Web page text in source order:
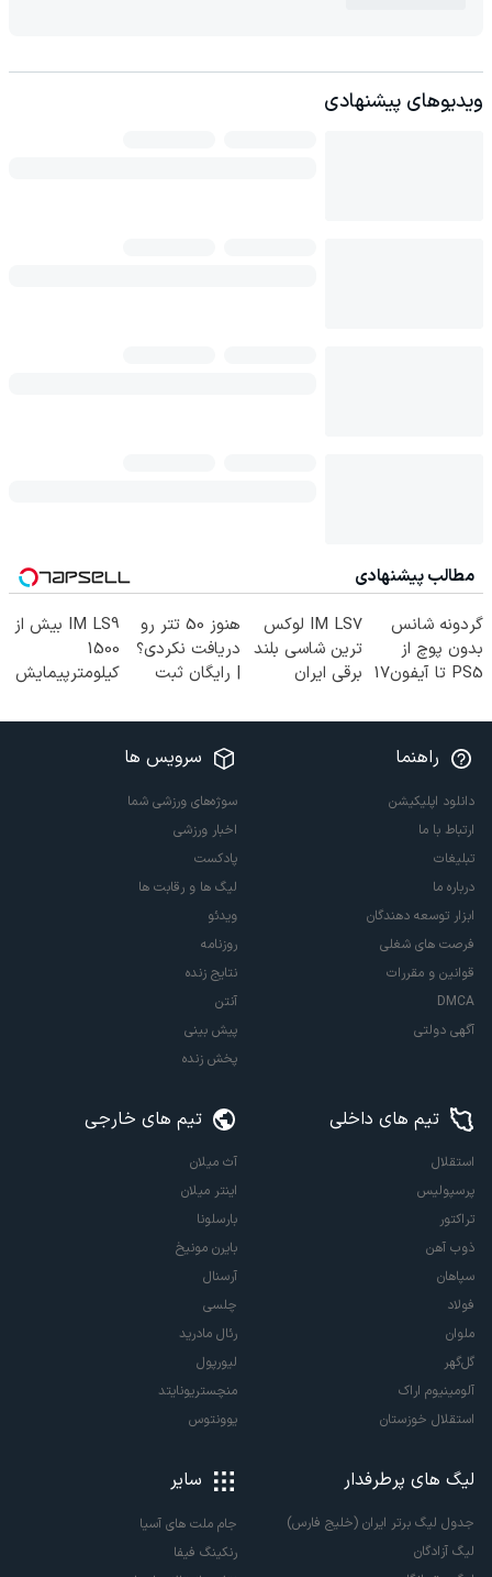
ویدیوهای پیشنهادی
مطالب پیشنهادی
گردونه شانس
بدون پوچ از
PS5 تا آیفون17
IM LS7 لوکس
ترین شاسی بلند
برقی ایران
هنوز 50 تتر رو
دریافت نکردی؟
| رایگان ثبت
شروع کن!
IM LS9 بیش از
1500
کیلومترپیمایش
راهنما
دانلود اپلیکیشن
ارتباط با ما
تبلیغات
درباره ما
ابزار توسعه دهندگان
فرصت های شغلی
قوانین و مقررات
DMCA
آگهی دولتی
سرویس ها
سوژه‌های ورزشی شما
اخبار ورزشی
پادکست
لیگ ها و رقابت ها
ویدئو
روزنامه
نتایج زنده
آنتن
پیش بینی
پخش زنده
تیم های داخلی
استقلال
پرسپولیس
تراکتور
ذوب آهن
سپاهان
فولاد
ملوان
گل‌گهر
آلومینیوم اراک
استقلال خوزستان
تیم های خارجی
آث میلان
اینتر میلان
بارسلونا
بایرن مونیخ
آرسنال
چلسی
رئال مادرید
لیورپول
منچستریونایتد
یوونتوس
لیگ های پرطرفدار
جدول لیگ برتر ایران (خلیج فارس)
لیگ آزادگان
سایر
جام ملت های آسیا
رنکینگ فیفا